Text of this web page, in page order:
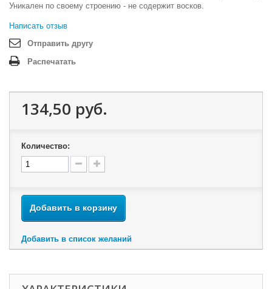
Уникален по своему строению - не содержит восков.
Написать отзыв
Отправить другу
Распечатать
134,50 руб.
Количество:
Добавить в корзину
Добавить в список желаний